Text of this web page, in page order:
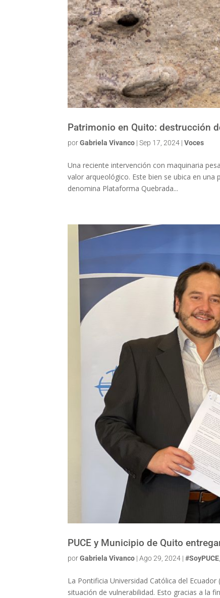
Patrimonio en Quito: destrucción
porGabriela Vivanco |Sep 17, 2024 |Voces
Una reciente intervención con maquinaria
valor arqueológico. Este bien se ubica en una
denomina Plataforma Quebrada...
PUCE y Municipio de Quito
porGabriela Vivanco |Ago 29, 2024 |#SoyPUCE,
La Pontificia Universidad Católica del
situación de vulnerabilidad. Esto gracias a la